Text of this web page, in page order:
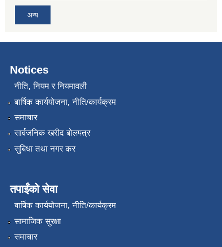
अन्य
Notices
नीति, नियम र नियमावली
बार्षिक कार्ययोजना, नीति/कार्यक्रम
समाचार
सार्वजनिक खरीद बोलपत्र
सुबिधा तथा नगर कर
तपाईंको सेवा
बार्षिक कार्ययोजना, नीति/कार्यक्रम
सामाजिक सुरक्षा
समाचार